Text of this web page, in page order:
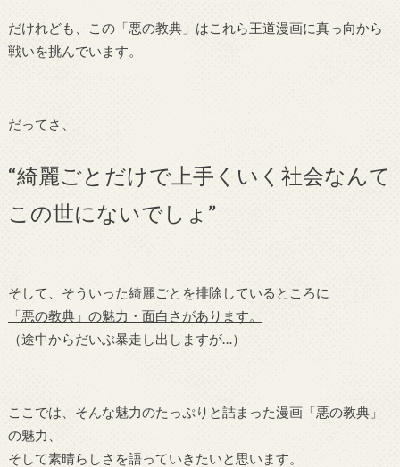
だけれども、この「悪の教典」はこれら王道漫画に真っ向から
戦いを挑んでいます。
だってさ、
“綺麗ごとだけで上手くいく社会なんて
この世にないでしょ”
そして、 そういった綺麗ごとを排除しているところに
「悪の教典」の魅力・面白さがあります。
（途中からだいぶ暴走し出しますが…）
ここでは、そんな魅力のたっぷりと詰まった漫画「悪の教典」
の魅力、
そして素晴らしさを語っていきたいと思います。